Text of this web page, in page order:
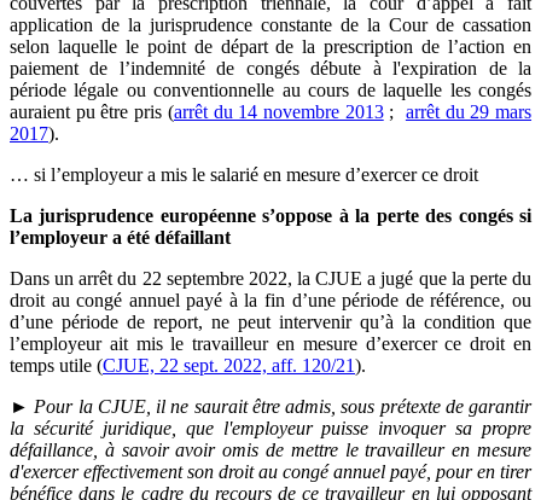
application de la jurisprudence constante de la Cour de cassation
selon laquelle le point de départ de la prescription de l’action en
paiement de l’indemnité de congés débute à l'expiration de la
période légale ou conventionnelle au cours de laquelle les congés
auraient pu être pris (arrêt du 14 novembre 2013; arrêt du 29 mars
2017).
… si l’employeur a mis le salarié en mesure d’exercer ce droit
La jurisprudence européenne s’oppose à la perte des congés si
l’employeur a été défaillant
Dans un arrêt du 22 septembre 2022, la CJUE a jugé que la perte du
droit au congé annuel payé à la fin d’une période de référence, ou
d’une période de report, ne peut intervenir qu’à la condition que
l’employeur ait mis le travailleur en mesure d’exercer ce droit en
temps utile (CJUE, 22 sept. 2022, aff. 120/21).
► Pour la CJUE, il ne saurait être admis, sous prétexte de garantir
la sécurité juridique, que l'employeur puisse invoquer sa propre
défaillance, à savoir avoir omis de mettre le travailleur en mesure
d'exercer effectivement son droit au congé annuel payé, pour en tirer
bénéfice dans le cadre du recours de ce travailleur en lui opposant